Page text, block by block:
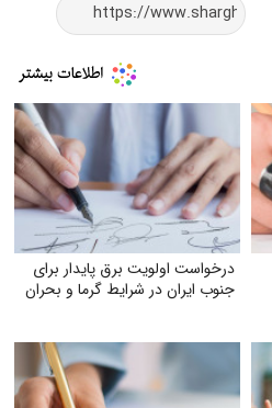
درخواست اولویت برق پایدار برای
جنوب ایران در شرایط گرما و بحران